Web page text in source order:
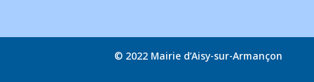
© 2022 Mairie d’Aisy-sur-Armançon